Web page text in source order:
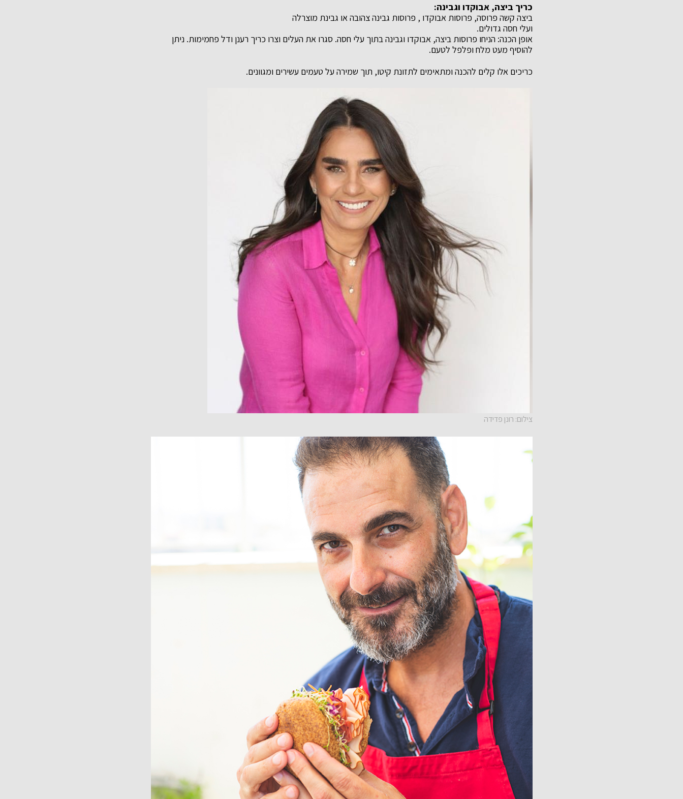
כריך ביצה, אבוקדו וגבינה:
ביצה קשה פרוסה, פרוסות אבוקדו , פרוסות גבינה צהובה או גבינת מוצרלה
ועלי חסה גדולים.
אופן הכנה: הניחו פרוסות ביצה, אבוקדו וגבינה בתוך עלי חסה. סגרו את העלים וצרו כריך רענן ודל פחמימות. ניתן
להוסיף מעט מלח ופלפל לטעם.
כריכים אלו קלים להכנה ומתאימים לתזונת קיטו, תוך שמירה על טעמים עשירים ומגוונים.
צילום: רונן פדידה